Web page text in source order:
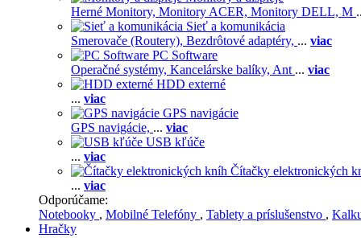
Herné Monitory, Monitory ACER, Monitory DELL, M
Sieť a komunikácia
Smerovače (Routery), Bezdrôtové adaptéry, ... viac
PC Software
Operačné systémy, Kancelárske balíky, Ant ... viac
HDD externé
... viac
GPS navigácie
GPS navigácie, ... viac
USB kľúče
... viac
Čítačky elektronických
... viac
Odporúčame:
Notebooky , Mobilné Telefóny , Tablety a príslušenstvo ,
Hračky